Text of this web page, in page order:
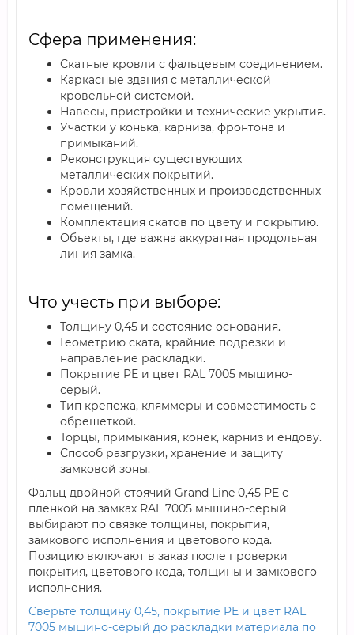
Сфера применения:
Скатные кровли с фальцевым соединением.
Каркасные здания с металлической
кровельной системой.
Навесы, пристройки и технические укрытия.
Участки у конька, карниза, фронтона и
примыканий.
Реконструкция существующих
металлических покрытий.
Кровли хозяйственных и производственных
помещений.
Комплектация скатов по цвету и покрытию.
Объекты, где важна аккуратная продольная
линия замка.
Что учесть при выборе:
Толщину 0,45 и состояние основания.
Геометрию ската, крайние подрезки и
направление раскладки.
Покрытие PE и цвет RAL 7005 мышино-
серый.
Тип крепежа, кляммеры и совместимость с
обрешеткой.
Торцы, примыкания, конек, карниз и ендову.
Способ разгрузки, хранение и защиту
замковой зоны.
Фальц двойной стоячий Grand Line 0,45 PE с
пленкой на замках RAL 7005 мышино-серый
выбирают по связке толщины, покрытия,
замкового исполнения и цветового кода.
Позицию включают в заказ после проверки
покрытия, цветового кода, толщины и замкового
исполнения.
Сверьте толщину 0,45, покрытие PE и цвет RAL
7005 мышино-серый до раскладки материала по